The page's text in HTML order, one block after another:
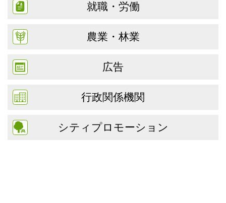
就職・労働
農業・林業
広告
行政関係機関
シティプロモーション